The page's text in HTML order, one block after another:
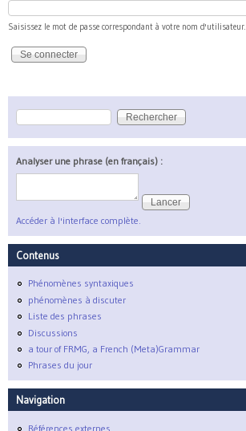
Saisissez le mot de passe correspondant à votre nom d'utilisateur.
Formulaire de recherche
Rechercher
Analyser une phrase (en français) :
Accéder à l'interface complète.
Contenus
Phénomènes syntaxiques
phénomènes à discuter
Liste des phrases
Discussions
a tour of FRMG, a French (Meta)Grammar
Phrases du jour
Navigation
Références externes